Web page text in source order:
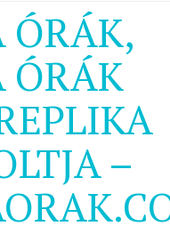
ÓRÁK,
ÓRÁK
–